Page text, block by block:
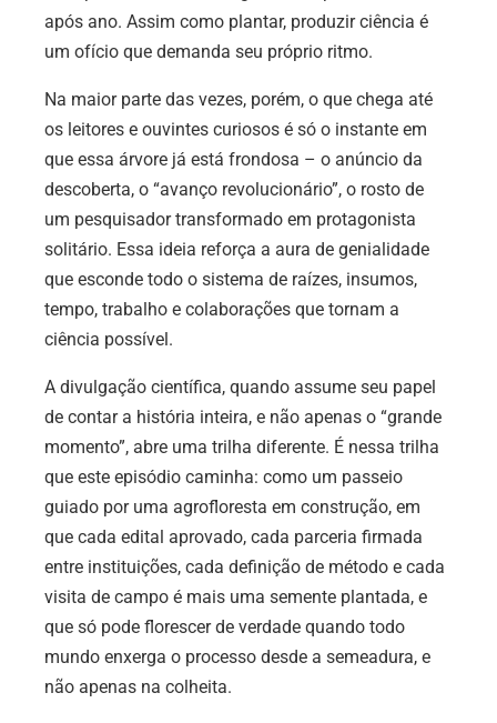
após ano. Assim como plantar, produzir ciência é
um ofício que demanda seu próprio ritmo.
Na maior parte das vezes, porém, o que chega até
os leitores e ouvintes curiosos é só o instante em
que essa árvore já está frondosa – o anúncio da
descoberta, o “avanço revolucionário”, o rosto de
um pesquisador transformado em protagonista
solitário. Essa ideia reforça a aura de genialidade
que esconde todo o sistema de raízes, insumos,
tempo, trabalho e colaborações que tornam a
ciência possível.
A divulgação científica, quando assume seu papel
de contar a história inteira, e não apenas o “grande
momento”, abre uma trilha diferente. É nessa trilha
que este episódio caminha: como um passeio
guiado por uma agrofloresta em construção, em
que cada edital aprovado, cada parceria firmada
entre instituições, cada definição de método e cada
visita de campo é mais uma semente plantada, e
que só pode florescer de verdade quando todo
mundo enxerga o processo desde a semeadura, e
não apenas na colheita.